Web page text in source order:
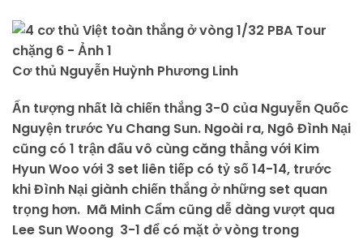
Cơ thủ Nguyễn Huỳnh Phương Linh
Ấn tượng nhất là chiến thắng 3-0 của Nguyễn Quốc
Nguyện trước Yu Chang Sun. Ngoài ra, Ngô Đình Nại
cũng có 1 trận đấu vô cùng căng thẳng với Kim
Hyun Woo với 3 set liên tiếp có tỷ số 14-14, trước
khi Đình Nại giành chiến thắng ở những set quan
trọng hơn. Mã Minh Cẩm cũng dễ dàng vượt qua
Lee Sun Woong 3-1 để có mặt ở vòng trong